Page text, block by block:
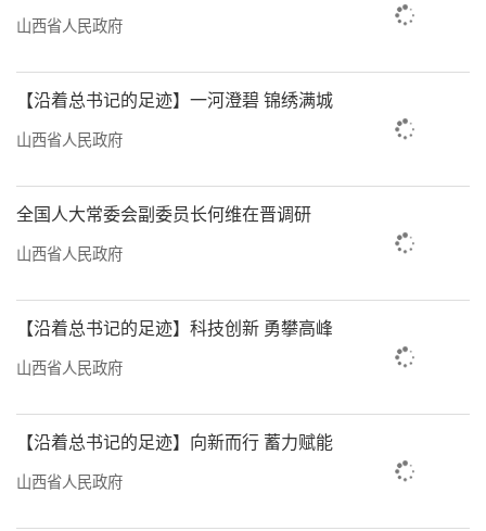
山西省人民政府
【沿着总书记的足迹】一河澄碧 锦绣满城
山西省人民政府
全国人大常委会副委员长何维在晋调研
山西省人民政府
【沿着总书记的足迹】科技创新 勇攀高峰
山西省人民政府
【沿着总书记的足迹】向新而行 蓄力赋能
山西省人民政府